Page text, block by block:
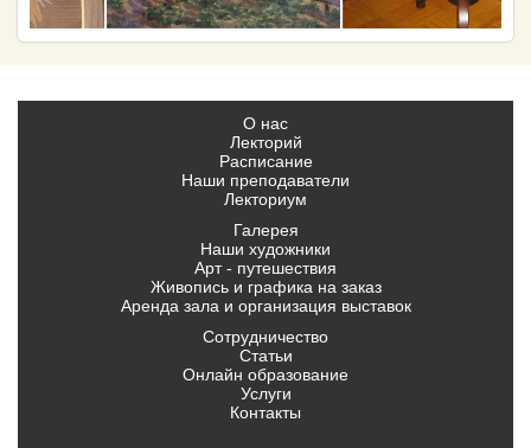
О нас
Лекторий
Расписание
Наши преподаватели
Лекториум
Галерея
Наши художники
Арт - путешествия
Живопись и графика на заказ
Аренда зала и организация выставок
Сотрудничество
Статьи
Онлайн образование
Услуги
Контакты